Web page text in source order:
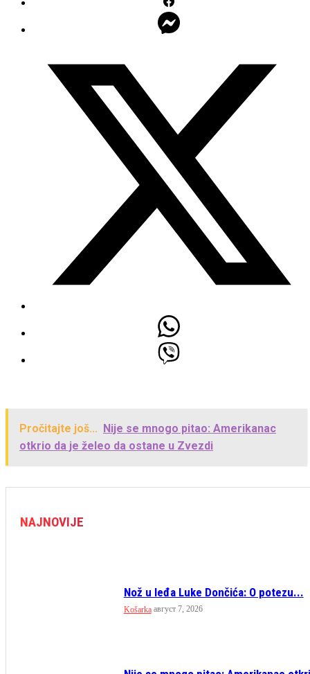
Pročitajte još... Nije se mnogo pitao: Amerikanac
otkrio da je želeo da ostane u Zvezdi
NAJNOVIJE
Nož u leđa Luke Dončića: O potezu...
Košarka август 7, 2026